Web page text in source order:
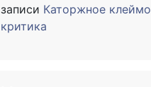
записи Каторжное клеймо
критика